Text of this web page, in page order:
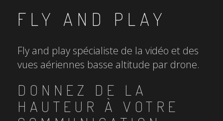
FLY AND PLAY
Fly and play spécialiste de la vidéo et des
vues aériennes basse altitude par drone.
DONNEZ DE LA
HAUTEUR À VOTRE